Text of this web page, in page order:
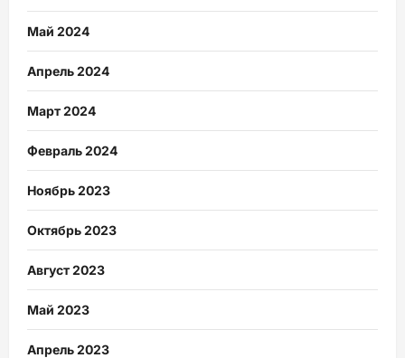
Май 2024
Апрель 2024
Март 2024
Февраль 2024
Ноябрь 2023
Октябрь 2023
Август 2023
Май 2023
Апрель 2023